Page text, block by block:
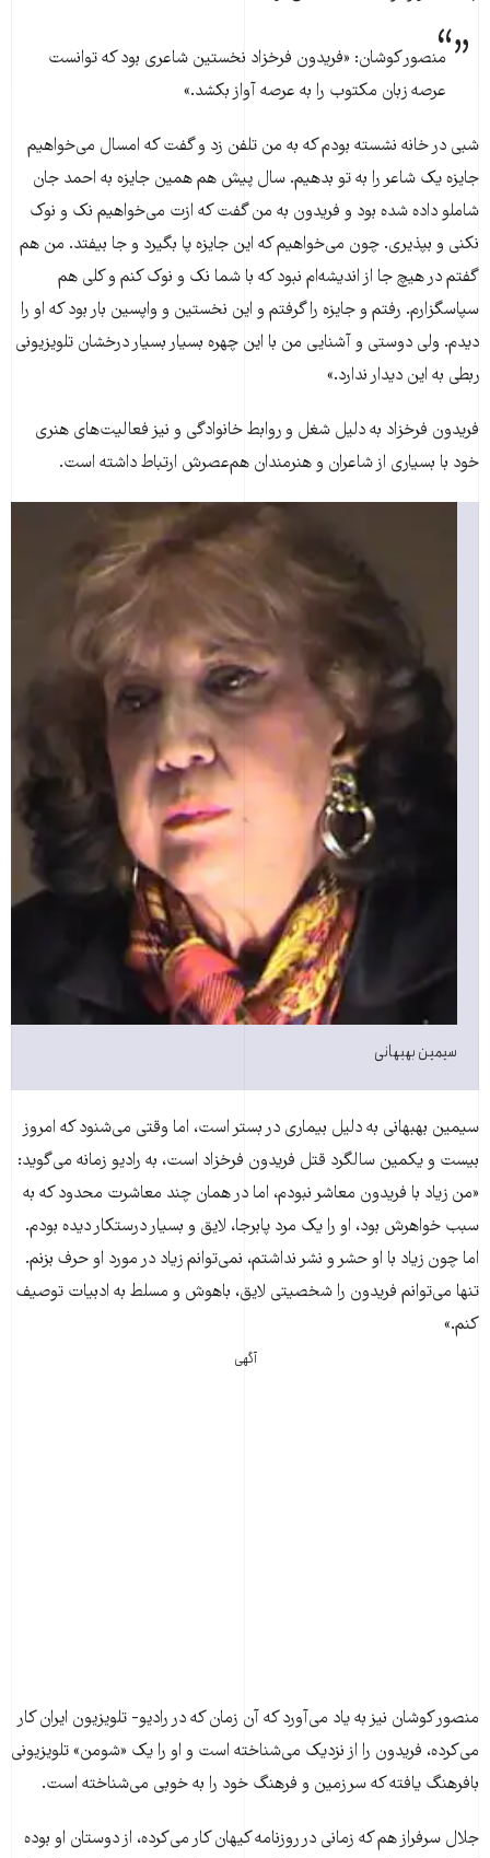
منصور کوشان: «فریدون فرخزاد نخستین شاعری بود که توانست
عرصه زبان مکتوب را به عرصه آواز بکشد.»
شبی در خانه نشسته بودم که به من تلفن زد و گفت که امسال می‌خواهیم
جایزه یک شاعر را به تو بدهیم. سال پیش هم همین جایزه به احمد جان
شاملو داده شده بود و فریدون به من گفت که ازت می‌خواهیم نک و نوک
نکنی و بپذیری. چون می‌خواهیم که این جایزه پا بگیرد و جا بیفتد. من هم
گفتم در هیچ جا از اندیشه‌ام نبود که با شما نک و نوک کنم و کلی هم
سپاسگزارم. رفتم و جایزه را گرفتم و این نخستین و واپسین بار بود که او را
دیدم. ولی دوستی و آشنایی من با این چهره بسیار بسیار درخشان تلویزیونی
ربطی به این دیدار ندارد.»
فریدون فرخزاد به دلیل شغل و روابط خانوادگی و نیز فعالیت‌های هنری
خود با بسیاری از شاعران و هنرمندان هم‌عصرش ارتباط داشته است.
سیمین بهبهانی
سیمین بهبهانی به دلیل بیماری در بستر است، اما وقتی می‌شنود که امروز
بیست و یکمین سالگرد قتل فریدون فرخزاد است، به رادیو زمانه می‌گوید:
«من زیاد با فریدون معاشر نبودم، اما در‌‌ همان چند معاشرت محدود که به
سبب خواهرش بود، او را یک مرد پابرجا، لایق و بسیار درستکار دیده بودم.
اما چون زیاد با او حشر و نشر نداشتم، نمی‌توانم زیاد در مورد او حرف بزنم.
تنها می‌توانم فریدون را شخصیتی لایق، باهوش و مسلط به ادبیات توصیف
کنم.»
آگهی
منصور کوشان نیز به یاد می‌آورد که آن زمان که در رادیو- تلویزیون ایران کار
می‌کرده، فریدون را از نزدیک می‌شناخته است و او را یک «شومن» تلویزیونی
بافرهنگ یافته که سرزمین و فرهنگ خود را به خوبی می‌شناخته است.
جلال سرفراز هم که زمانی در روزنامه کیهان کار می‌کرده، از دوستان او بوده